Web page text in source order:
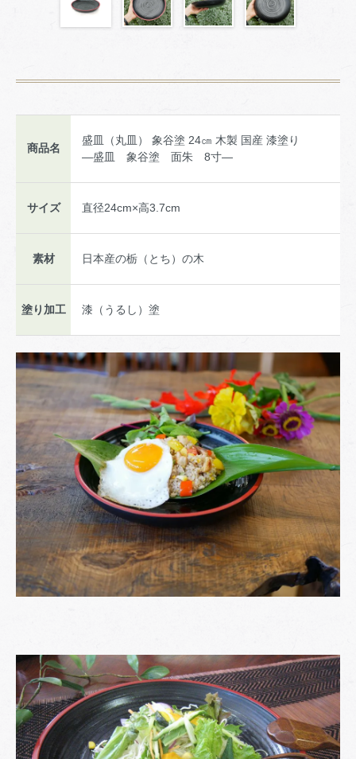
商品名
盛皿（丸皿） 象谷塗 24㎝ 木製 国産 漆塗り
―盛皿 象谷塗 面朱 8寸―
サイズ 直径24cm×高3.7cm
素材 日本産の栃（とち）の木
塗り加工 漆（うるし）塗